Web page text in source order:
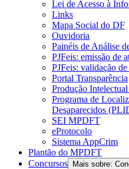
Lei de Acesso à
Links
Mapa Social do DF
Ouvidoria
Painéis de Análise
PJFeis: emissão de
PJFeis: validação de
Portal Transparência
Produção
Programa de
Desaparecidos
SEI MPDFT
eProtocolo
Sistema AppCrim
Plantão do MPDFT
Concursos
Mais sobre: